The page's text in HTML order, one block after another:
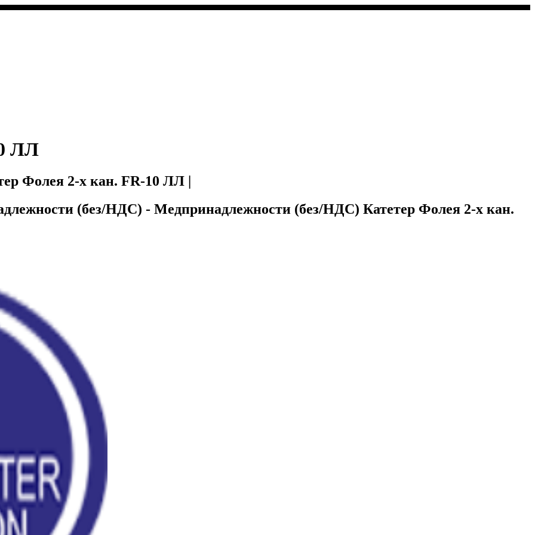
ЛЛ
Фолея 2-х кан. FR-10 ЛЛ |
(без/НДС) - Медпринадлежности (без/НДС) Катетер Фолея 2-х кан.